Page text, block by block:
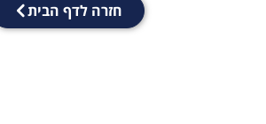
חזרה לדף הבית